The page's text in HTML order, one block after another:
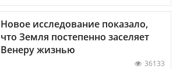
Новое исследование показало,
что Земля постепенно заселяет
Венеру жизнью
36133